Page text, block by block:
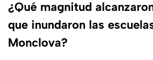
¿Qué magnitud
que inundaron las
Monclova?